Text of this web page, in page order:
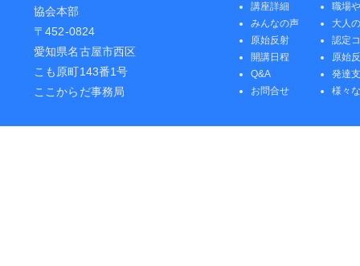
協会本部
〒452-0824
愛知県名古屋市西区
こも原町143番1号
ここからだ事務局
講座詳細
みんなの声
原始反射
開講日程
Q&A
お問合せ
職場
大人
認定
原始
発達
様々